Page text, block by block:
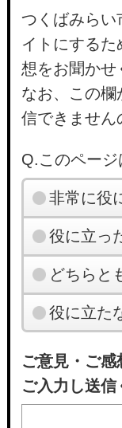
つくばみらい
イトにする
想をお聞かせ
なお、この欄
信できません
Q.このページ
非常に役
役に立っ
どちらと
役に立た
ご意見・ご
ご入力し送信